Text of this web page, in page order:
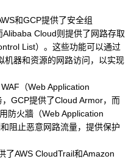
和GCP提供了安全组
Alibaba Cloud则提供了网路存取
List）。这些功能可以通过
机器和资源的网路访问，以实现
（Web Application
GCP提供了Cloud Armor，而
防火牆（Web Application
阻止恶意网路流量，提供保护
了AWS CloudTrail和Amazon